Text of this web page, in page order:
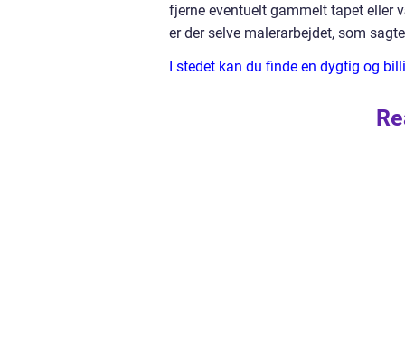
fjerne eventuelt gammelt tapet eller
er der selve malerarbejdet, som
I stedet kan du finde en dygtig og